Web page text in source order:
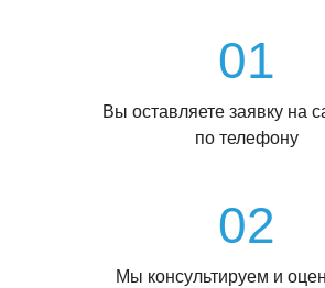
01
Вы оставляете заявку на
по телефону
02
Мы консультируем и